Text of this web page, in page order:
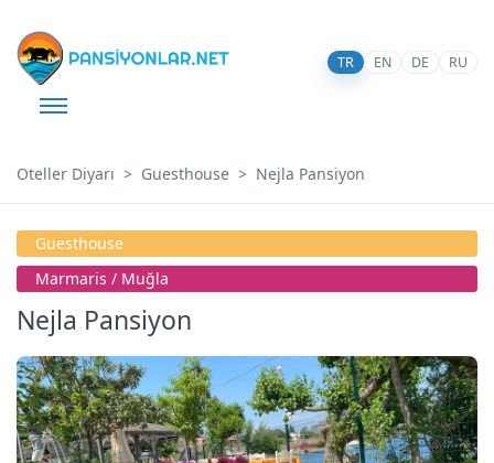
TR EN DE RU
Oteller Diyarı Guesthouse Nejla Pansiyon
Guesthouse
Marmari̇s / Muğla
Nejla Pansiyon